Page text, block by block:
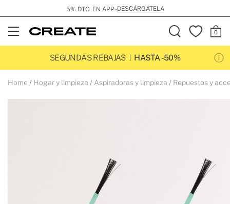
5% DTO. EN APP -DESCÁRGATELA
Open
Menu
SEGUNDAS REBAJAS
HASTA -50%
Home Hogar y limpieza Aspiradoras y limpieza Repuestos y